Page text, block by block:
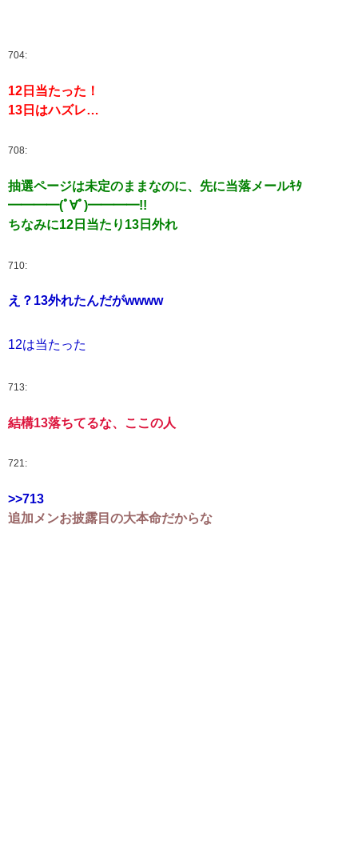
704:
12日当たった！
13日はハズレ…
708:
抽選ページは未定のままなのに、先に当落メールｷﾀ
━━━━(ﾟ∀ﾟ)━━━━!!
ちなみに12日当たり13日外れ
710:
え？13外れたんだがwwww
12は当たった
713:
結構13落ちてるな、ここの人
721:
>>713
追加メンお披露目の大本命だからな